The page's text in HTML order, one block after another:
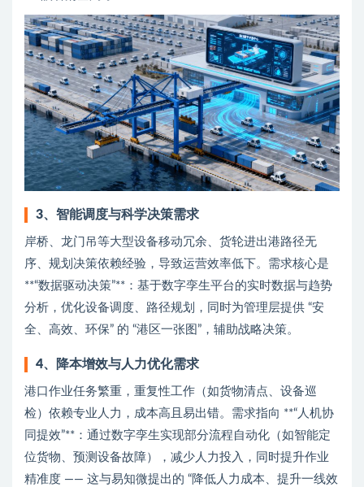
3、智能调度与科学决策需求
岸桥、龙门吊等大型设备移动冗余、货轮进出港路径无
序、规划决策依赖经验，导致运营效率低下。需求核心是
**“数据驱动决策”**：基于数字孪生平台的实时数据与趋势
分析，优化设备调度、路径规划，同时为管理层提供 “安
全、高效、环保” 的 “港区一张图”，辅助战略决策。
4、降本增效与人力优化需求
港口作业任务繁重，重复性工作（如货物清点、设备巡
检）依赖专业人力，成本高且易出错。需求指向 **“人机协
同提效”**：通过数字孪生实现部分流程自动化（如智能定
位货物、预测设备故障），减少人力投入，同时提升作业
精准度 —— 这与易知微提出的 “降低人力成本、提升一线效